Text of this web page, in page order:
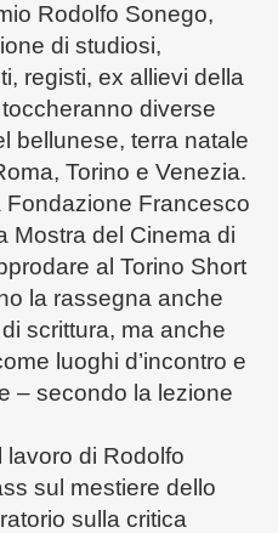
Rodolfo Sonego,
di studiosi,
registi, ex allievi della
toccheranno diverse
bellunese, terra natale
Torino e Venezia.
Fondazione Francesco
Mostra del Cinema di
al Torino Short
la rassegna anche
scrittura, ma anche
luoghi d’incontro e
– secondo la lezione
di Rodolfo
sul mestiere dello
sulla critica